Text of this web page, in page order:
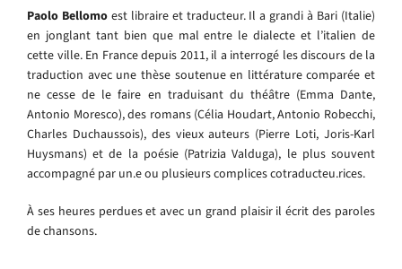
Paolo Bellomoest libraire et traducteur. Il a grandi à Bari (Italie)
en jonglant tant bien que mal entre le dialecte et l’italien de
cette ville. En France depuis 2011, il a interrogé les discours de la
traduction avec une thèse soutenue en littérature comparée et
ne cesse de le faire en traduisant du théâtre (Emma Dante,
Antonio Moresco), des romans (Célia Houdart, Antonio Robecchi,
Charles Duchaussois), des vieux auteurs (Pierre Loti, Joris-Karl
Huysmans) et de la poésie (Patrizia Valduga), le plus souvent
accompagné par un.e ou plusieurs complices cotraducteu.rices.
À ses heures perdues et avec un grand plaisir il écrit des paroles
de chansons.